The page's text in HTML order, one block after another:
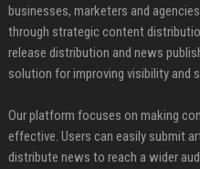
businesses, marketers and
through strategic content
release distribution and news
solution for improving visibility and
Our platform focuses on making
effective. Users can easily submit
distribute news to reach a wider